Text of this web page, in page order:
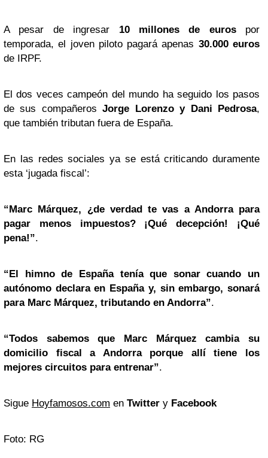
A pesar de ingresar 10 millones de eurospor
temporada, el joven piloto pagará apenas 30.000 euros
de IRPF.
El dos veces campeón del mundo ha seguido los pasos
de sus compañerosJorge Lorenzoy Dani Pedrosa,
que también tributan fuera de España.
En las redes sociales ya se está criticando duramente
esta ‘jugada fiscal’:
“Marc Márquez, ¿de verdad te vas a Andorra para
pagar menos impuestos? ¡Qué decepción! ¡Qué
pena!”.
“El himno de España tenía que sonar cuando un
autónomo declara en España y, sin embargo, sonará
para Marc Márquez, tributando en Andorra”.
“Todos sabemos que Marc Márquez cambia su
domicilio fiscal a Andorra porque allí tiene los
mejores circuitos para entrenar”.
Sigue Hoyfamosos.com en Twitter y Facebook
Foto: RG